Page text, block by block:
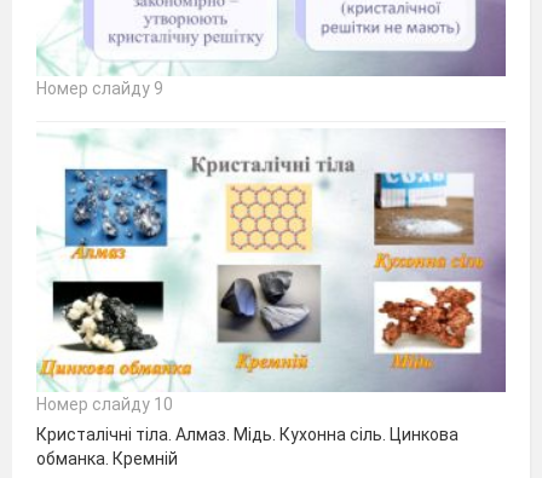
Номер слайду 9
Номер слайду 10
Кристалічні тіла. Алмаз. Мідь. Кухонна сіль. Цинкова
обманка. Кремній